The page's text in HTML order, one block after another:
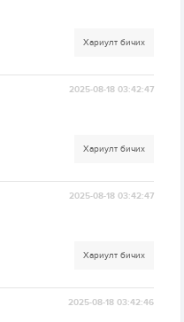
Хариулт бичих
2025-08-18 03:42:47
Хариулт бичих
2025-08-18 03:42:47
Хариулт бичих
2025-08-18 03:42:46